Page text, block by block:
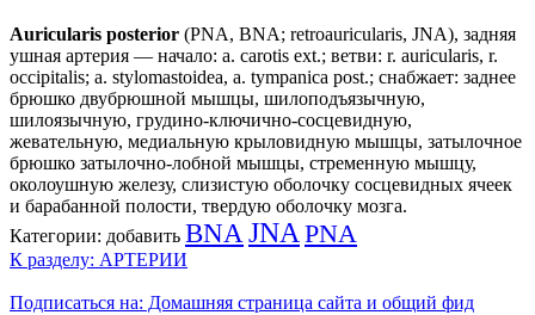
Auricularis posterior (PNA, BNA; retroauricularis, JNA), задняя
ушная артерия — начало: a. carotis ext.; ветви: r. auricularis, r.
occipitalis; a. stylomastoidea, a. tympanica post.; снабжает: заднее
брюшко двубрюшной мышцы, шилоподъязычную,
шилоязычную, грудино-ключично-сосцевидную,
жевательную, медиальную крыловидную мышцы, затылочное
брюшко затылочно-лобной мышцы, стременную мышцу,
околоушную железу, слизистую оболочку сосцевидных ячеек
и барабанной полости, твердую оболочку мозга.
Категории: добавить BNA JNA PNA
К разделу: АРТЕРИИ
Подписаться на: Домашняя страница сайта и общий фид